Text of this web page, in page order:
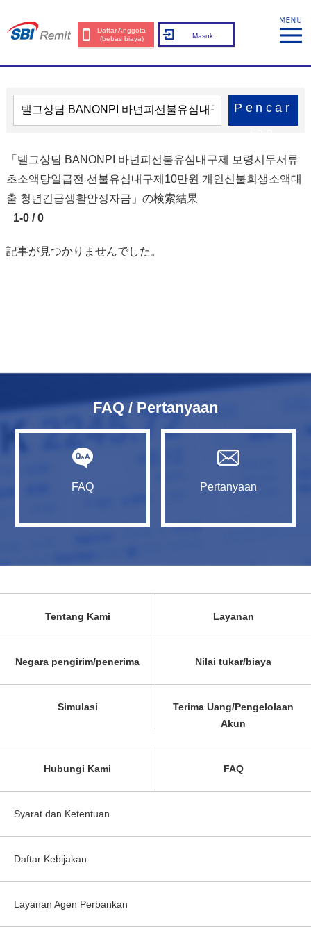
Daftar Anggota
(bebas biaya)
Masuk
Pencar
「탤그상담 BANONPI 바넌피선불유심내구제 보령시무서류
초소액당일급전 선불유심내구제10만원 개인신불회생소액대
출 청년긴급생활안정자금」の検索結果
1-0 / 0
記事が見つかりませんでした。
FAQ / Pertanyaan
FAQ Pertanyaan
Tentang Kami Layanan
Negara pengirim/penerima Nilai tukar/biaya
Simulasi
Terima Uang/Pengelolaan
Akun
Hubungi Kami FAQ
Syarat dan Ketentuan
Daftar Kebijakan
Layanan Agen Perbankan